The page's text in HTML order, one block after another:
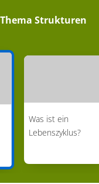
Strukturen
Was ist ein
Lebenszyklus?